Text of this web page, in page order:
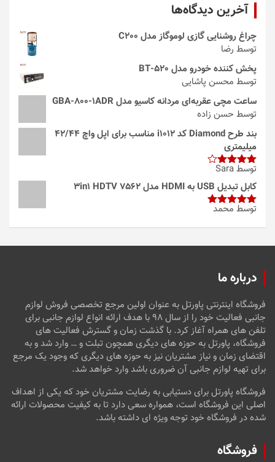
آخرین دیدگاه‌ها
چراغ روشنایی گازی لوموگاز مدل C200
توسط رضا
پخش کننده خودرو مدل 520-BT
توسط محسن پاشایی
ساعت مچی عقربه‌ای مردانه کاسیو مدل GBA-800-1ADR
توسط حسن زاده
بند طرح Diamond کد i1012 مناسب برای اپل واچ 42/44
میلیمتری
امتیاز4
از 5
توسط Sara
کابل تبدیل USB به HDMI مدل 3in1 HDTV 7562
امتیاز5از
توسط محمد
درباره ما
فروشگاه اینترنتی پاورتل به عنوان اولین مرجع تخصصی فروش لوازم
جانبی فعالیت خود را از سال ۹۸ با هدف ارائه انواع لوازم جانبی برای
تلفن های همراه آغاز کرد. با گذشت زمان و گسترش فعالیت های
فروشگاه، پاورتل به حوزه های دیگری همچون تبلت و … وارد شد و به
اقتضای زمان و نیاز مشتریان نیز به حوزه های دیگری که وجود یک مرجع
برای تهیه لوازم جانبی آن ضروری باشد وارد خواهد شد.
فروشگاه پاورتل برای دستیابی به رضایت مشتریان خود که یکی از اهداف
اصلی این فروشگاه است، همواره سعی دارد تا به کیفیت محصولات ارائه
شده در فروشگاه خود توجه ویژه ای داشته باشد.
فروشگاه